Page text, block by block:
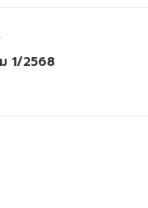
1/2568